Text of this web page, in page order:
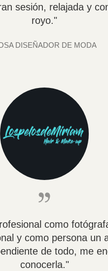
sesión, relajada y
royo."
DISEÑADOR DE MODA
como
y como persona un
de todo, me
conocerla."